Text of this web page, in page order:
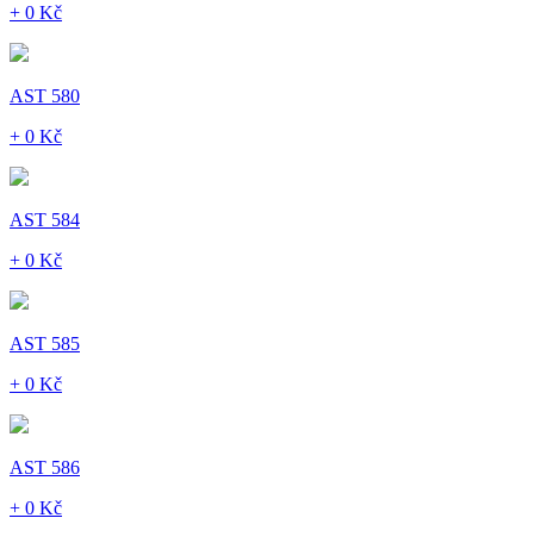
+ 0 Kč
AST 580
+ 0 Kč
AST 584
+ 0 Kč
AST 585
+ 0 Kč
AST 586
+ 0 Kč